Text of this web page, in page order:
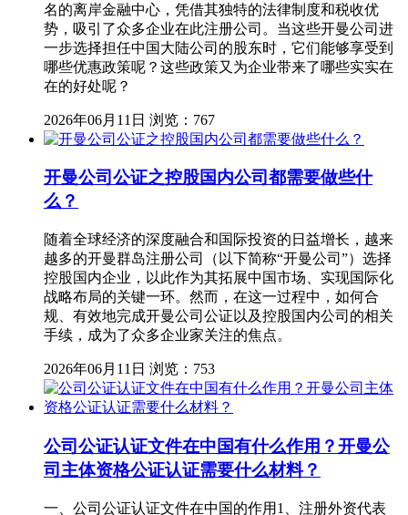
名的离岸金融中心，凭借其独特的法律制度和税收优
势，吸引了众多企业在此注册公司。当这些开曼公司进
一步选择担任中国大陆公司的股东时，它们能够享受到
哪些优惠政策呢？这些政策又为企业带来了哪些实实在
在的好处呢？
2026年06月11日 浏览：767
开曼公司公证之控股国内公司都需要做些什
么？
随着全球经济的深度融合和国际投资的日益增长，越来
越多的开曼群岛注册公司（以下简称“开曼公司”）选择
控股国内企业，以此作为其拓展中国市场、实现国际化
战略布局的关键一环。然而，在这一过程中，如何合
规、有效地完成开曼公司公证以及控股国内公司的相关
手续，成为了众多企业家关注的焦点。
2026年06月11日 浏览：753
公司公证认证文件在中国有什么作用？开曼公
司主体资格公证认证需要什么材料？
一、公司公证认证文件在中国的作用1、注册外资代表